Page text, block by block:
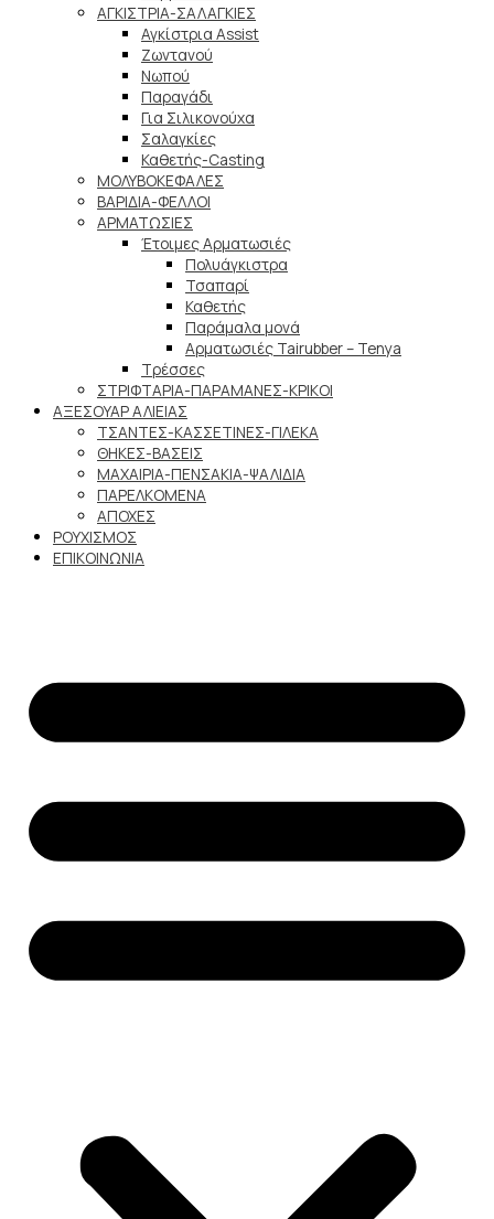
ΑΓΚΙΣΤΡΙΑ-ΣΑΛΑΓΚΙΕΣ
Αγκίστρια Assist
Ζωντανού
Νωπού
Παραγάδι
Για Σιλικονούχα
Σαλαγκίες
Καθετής-Casting
ΜΟΛΥΒΟΚΕΦΑΛΕΣ
ΒΑΡΙΔΙΑ-ΦΕΛΛΟΙ
ΑΡΜΑΤΩΣΙΕΣ
Έτοιμες Αρματωσιές
Πολυάγκιστρα
Τσαπαρί
Καθετής
Παράμαλα μονά
Αρματωσιές Tairubber – Tenya
Τρέσσες
ΣΤΡΙΦΤΑΡΙΑ-ΠΑΡΑΜΑΝΕΣ-ΚΡΙΚΟΙ
ΑΞΕΣΟΥΑΡ ΑΛΙΕΙΑΣ
ΤΣΑΝΤΕΣ-ΚΑΣΣΕΤΙΝΕΣ-ΓΙΛΕΚΑ
ΘΗΚΕΣ-ΒΑΣΕΙΣ
ΜΑΧΑΙΡΙΑ-ΠΕΝΣΑΚΙΑ-ΨΑΛΙΔΙΑ
ΠΑΡΕΛΚΟΜΕΝΑ
ΑΠΟΧΕΣ
ΡΟΥΧΙΣΜΟΣ
ΕΠΙΚΟΙΝΩΝΙΑ